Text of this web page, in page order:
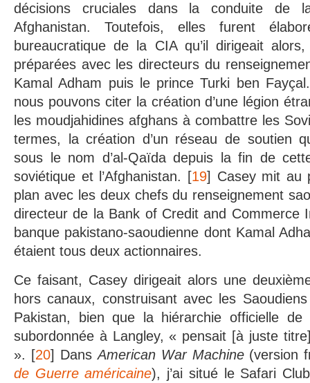
décisions cruciales dans la conduite de
Afghanistan. Toutefois, elles furent
bureaucratique de la CIA qu’il dirigeait
préparées avec les directeurs du
Kamal Adham puis le prince Turki ben
nous pouvons citer la création d’une légion
les moudjahidines afghans à combattre les
termes, la création d’un réseau de soutien
sous le nom d’al-Qaïda depuis la fin de
soviétique et l’Afghanistan. [19] Casey mit au
plan avec les deux chefs du renseignement
directeur de la Bank of Credit and Commerce
banque pakistano-saoudienne dont Kamal
étaient tous deux actionnaires.
Ce faisant, Casey dirigeait alors une
hors canaux, construisant avec les
Pakistan, bien que la hiérarchie officielle de
subordonnée à Langley, « pensait [à juste
». [20] DansAmerican War Machine(version
de Guerre américaine), j’ai situé le Safari